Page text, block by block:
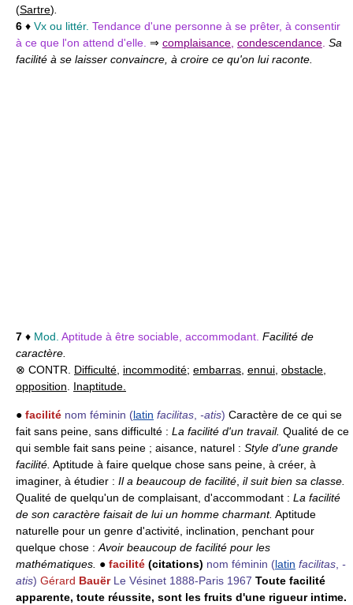
(Sartre)
6 ♦ Vx ou littér. Tendance d'une personne à se prêter, à consentir
à ce que l'on attend d'elle. ⇒ complaisance condescendance Sa
facilité à se laisser convaincre, à croire ce qu'on lui raconte.
7 ♦ Mod. Aptitude à être sociable, accommodant. Facilité de
caractère.
⊗ CONTR. Difficulté incommodité; embarras ennui obstacle
opposition
Inaptitude.
● facilité nom féminin (latin facilitas -atis) Caractère de ce qui se
fait sans peine, sans difficulté : La facilité d'un travail. Qualité de ce
qui semble fait sans peine ; aisance, naturel : Style d'une grande
facilité. Aptitude à faire quelque chose sans peine, à créer, à
imaginer, à étudier : Il a beaucoup de facilité il suit bien sa classe.
Qualité de quelqu'un de complaisant, d'accommodant : La facilité
de son caractère faisait de lui un homme charmant. Aptitude
naturelle pour un genre d'activité, inclination, penchant pour
quelque chose : Avoir beaucoup de facilité pour les
mathématiques. ● facilité (citations) nom féminin (latin facilitas -
atis) Gérard Bauër Le Vésinet 1888-Paris 1967 Toute facilité
apparente, toute réussite, sont les fruits d'une rigueur intime.